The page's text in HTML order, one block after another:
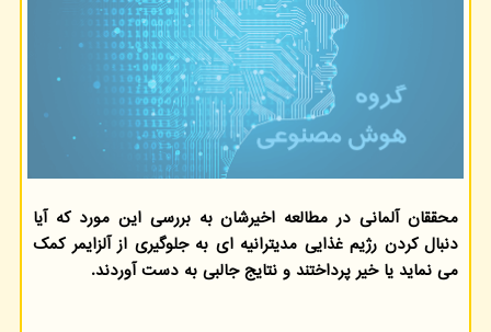
محققان آلمانی در مطالعه اخیرشان به بررسی این مورد که آیا
دنبال کردن رژیم غذایی مدیترانیه ای به جلوگیری از آلزایمر کمک
می نماید یا خیر پرداختند و نتایج جالبی به دست آوردند.